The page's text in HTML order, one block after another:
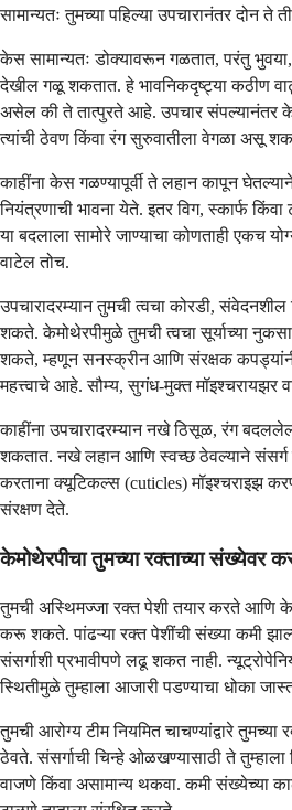
सामान्यतः तुमच्या पहिल्या उपचारानंतर दोन
केस सामान्यतः डोक्यावरून गळतात, परंतु
देखील गळू शकतात. हे भावनिकदृष्ट्या कठीण
असेल की ते तात्पुरते आहे. उपचार संपल्यानंतर
त्यांची ठेवण किंवा रंग सुरुवातीला वेगळा असू
काहींना केस गळण्यापूर्वी ते लहान कापून
नियंत्रणाची भावना येते. इतर विग, स्कार्फ किंवा
या बदलाला सामोरे जाण्याचा कोणताही एकच
वाटेल तोच.
उपचारादरम्यान तुमची त्वचा कोरडी,
शकते. केमोथेरपीमुळे तुमची त्वचा सूर्याच्या
शकते, म्हणून सनस्क्रीन आणि संरक्षक
महत्त्वाचे आहे. सौम्य, सुगंध-मुक्त मॉइश्चरायझर
काहींना उपचारादरम्यान नखे ठिसूळ, रंग
शकतात. नखे लहान आणि स्वच्छ ठेवल्याने संसर्ग
करताना क्यूटिकल्स (cuticles) मॉइश्चराइझ
संरक्षण देते.
केमोथेरपीचा तुमच्या रक्ताच्या संख्येवर
तुमची अस्थिमज्जा रक्त पेशी तयार करते आणि
करू शकते. पांढऱ्या रक्त पेशींची संख्या कमी
संसर्गाशी प्रभावीपणे लढू शकत नाही.
स्थितीमुळे तुम्हाला आजारी पडण्याचा धोका
तुमची आरोग्य टीम नियमित चाचण्यांद्वारे तुमच्या
ठेवते. संसर्गाची चिन्हे ओळखण्यासाठी ते
वाजणे किंवा असामान्य थकवा. कमी संख्येच्या